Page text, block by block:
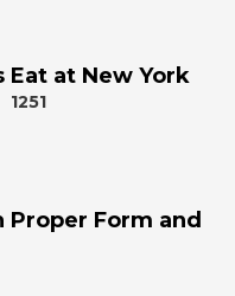
Eat at New York
1251
Form and